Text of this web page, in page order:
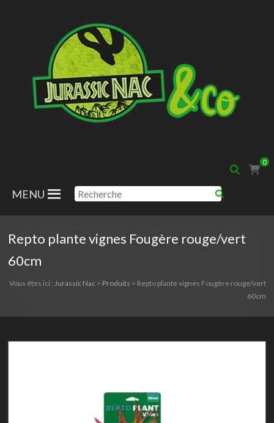
Nac
0
MENU
Repto plante vignes Fougère rouge/vert
60cm
Vous êtes ici : Jurassic Nac> Produits > Repto plante vignes Fougère rouge/vert
60cm